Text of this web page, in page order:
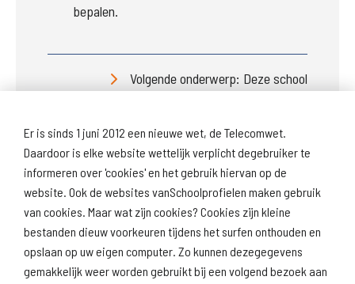
Er is sinds 1 juni 2012 een nieuwe wet, de Telecomwet.
Daardoor is elke website wettelijk verplicht degebruiker te
informeren over 'cookies' en het gebruik hiervan op de
website. Ook de websites vanSchoolprofielen maken gebruik
van cookies. Maar wat zijn cookies? Cookies zijn kleine
bestanden dieuw voorkeuren tijdens het surfen onthouden en
opslaan op uw eigen computer. Zo kunnen dezegegevens
gemakkelijk weer worden gebruikt bij een volgend bezoek aan
bepalen.
Volgende onderwerp: Deze school
Download
schoolprofiel
Naar
schoolresultaten